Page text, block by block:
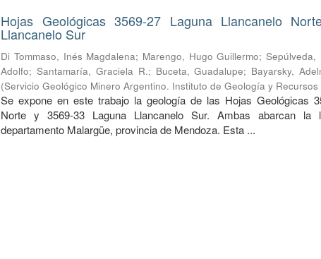
Hojas Geológicas 3569-27 Laguna Llancanelo
Llancanelo Sur
Di Tommaso, Inés Magdalena; Marengo, Hugo Guillermo; Sepúlveda,
Adolfo;Santamaría, Graciela R.; Buceta, Guadalupe; Bayarsky,
(Servicio Geológico Minero Argentino. Instituto de Geología y Recursos
Se expone en este trabajo la geología de las Hojas Geológicas
Norte y 3569-33 Laguna Llancanelo Sur. Ambas abarcan la
departamento Malargüe, provincia de Mendoza. Esta ...